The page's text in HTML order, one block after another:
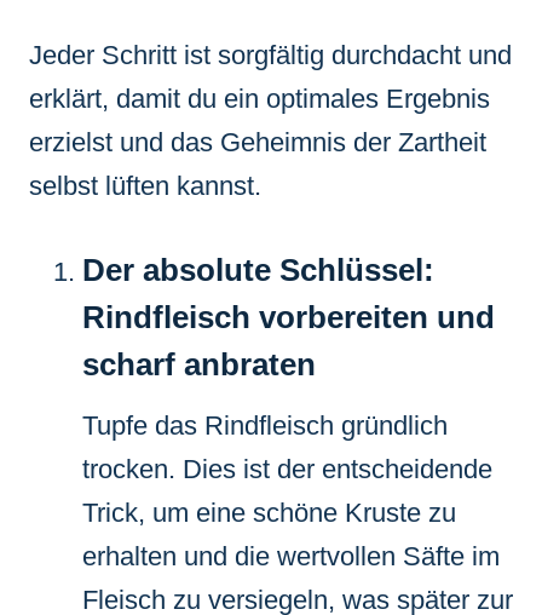
Jeder Schritt ist sorgfältig durchdacht und
erklärt, damit du ein optimales Ergebnis
erzielst und das Geheimnis der Zartheit
selbst lüften kannst.
Der absolute Schlüssel:
Rindfleisch vorbereiten und
scharf anbraten
Tupfe das Rindfleisch gründlich
trocken. Dies ist der entscheidende
Trick, um eine schöne Kruste zu
erhalten und die wertvollen Säfte im
Fleisch zu versiegeln, was später zur